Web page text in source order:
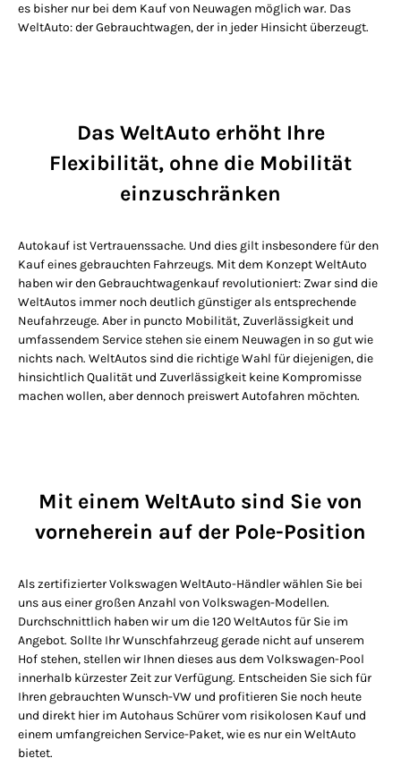
es bisher nur bei dem Kauf von Neuwagen möglich war. Das
WeltAuto: der Gebrauchtwagen, der in jeder Hinsicht überzeugt.
Das WeltAuto erhöht Ihre
Flexibilität, ohne die Mobilität
einzuschränken
Autokauf ist Vertrauenssache. Und dies gilt insbesondere für den
Kauf eines gebrauchten Fahrzeugs. Mit dem Konzept WeltAuto
haben wir den Gebrauchtwagenkauf revolutioniert: Zwar sind die
WeltAutos immer noch deutlich günstiger als entsprechende
Neufahrzeuge. Aber in puncto Mobilität, Zuverlässigkeit und
umfassendem Service stehen sie einem Neuwagen in so gut wie
nichts nach. WeltAutos sind die richtige Wahl für diejenigen, die
hinsichtlich Qualität und Zuverlässigkeit keine Kompromisse
machen wollen, aber dennoch preiswert Autofahren möchten.
Mit einem WeltAuto sind Sie von
vorneherein auf der Pole-Position
Als zertifizierter Volkswagen WeltAuto-Händler wählen Sie bei
uns aus einer großen Anzahl von Volkswagen-Modellen.
Durchschnittlich haben wir um die 120 WeltAutos für Sie im
Angebot. Sollte Ihr Wunschfahrzeug gerade nicht auf unserem
Hof stehen, stellen wir Ihnen dieses aus dem Volkswagen-Pool
innerhalb kürzester Zeit zur Verfügung. Entscheiden Sie sich für
Ihren gebrauchten Wunsch-VW und profitieren Sie noch heute
und direkt hier im Autohaus Schürer vom risikolosen Kauf und
einem umfangreichen Service-Paket, wie es nur ein WeltAuto
bietet.